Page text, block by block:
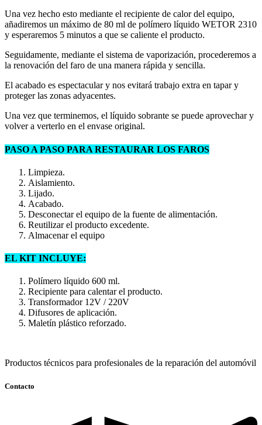
Una vez hecho esto mediante el recipiente de calor del equipo,
añadiremos un máximo de 80 ml de polímero líquido WETOR 2310
y esperaremos 5 minutos a que se caliente el producto.
Seguidamente, mediante el sistema de vaporización, procederemos a
la renovación del faro de una manera rápida y sencilla.
El acabado es espectacular y nos evitará trabajo extra en tapar y
proteger las zonas adyacentes.
Una vez que terminemos, el líquido sobrante se puede aprovechar y
volver a verterlo en el envase original.
PASO A PASO PARA RESTAURAR LOS FAROS
Limpieza.
Aislamiento.
Lijado.
Acabado.
Desconectar el equipo de la fuente de alimentación.
Reutilizar el producto excedente.
Almacenar el equipo
EL KIT INCLUYE:
Polímero líquido 600 ml.
Recipiente para calentar el producto.
Transformador 12V / 220V
Difusores de aplicación.
Maletín plástico reforzado.
Productos técnicos para profesionales de la reparación del automóvil
Contacto